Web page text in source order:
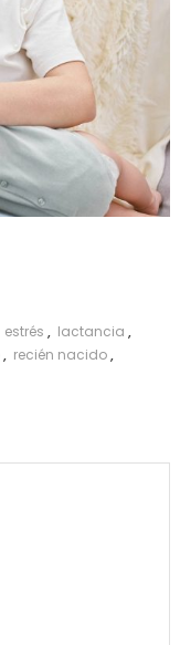
estrés , lactancia ,
, recién nacido,